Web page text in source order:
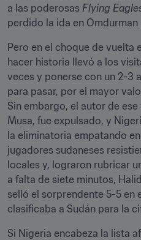
a las poderosas Flying
perdido la ida en Omdurman
Pero en el choque de vuelta
hacer historia llevó a los
veces y ponerse con un 2-3
para pasar, por el mayor
Sin embargo, el autor de
Musa, fue expulsado, y
la eliminatoria empatando
jugadores sudaneses
locales y, lograron rubricar
a falta de siete minutos,
selló el sorprendente 5-5 en
clasificaba a Sudán para la
Si Nigeria encabeza la lista